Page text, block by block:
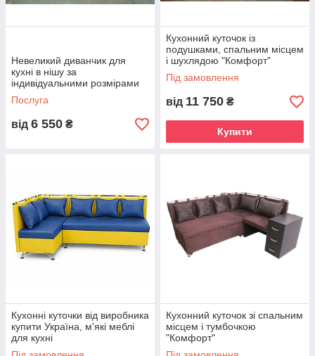
Невеликий диванчик для
кухні в нішу за
індивідуальними розмірами
Послуга
від 6 550 ₴
Кухонний куточок із
подушками, спальним місцем
і шухлядою "Комфорт"
Під замовлення
від 11 750 ₴
Купити
Кухонні куточки від виробника
купити Україна, м'які меблі
для кухні
Кухонний куточок зі спальним
місцем і тумбочкою
"Комфорт"